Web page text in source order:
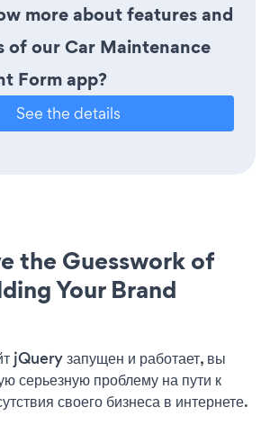
more about features and
of our Car Maintenance
Form app?
See the details
the Guesswork of
Your Brand
jQuery запущен и работает, вы
серьезную проблему на пути к
своего бизнеса в интернете.